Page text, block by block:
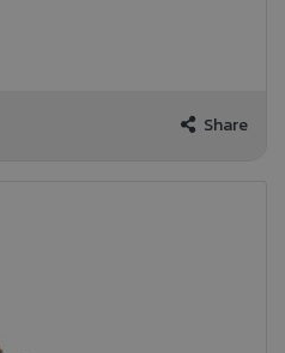
Share